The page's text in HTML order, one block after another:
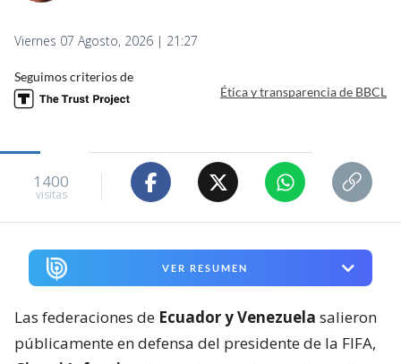
Viernes 07 Agosto, 2026 | 21:27
Seguimos criterios de
Ética y transparencia de BBCL
1400
visitas
VER RESUMEN
Las federaciones de Ecuador y Venezuela salieron
públicamente en defensa del presidente de la FIFA,